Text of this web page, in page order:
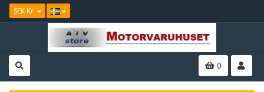
SEK Kr
0